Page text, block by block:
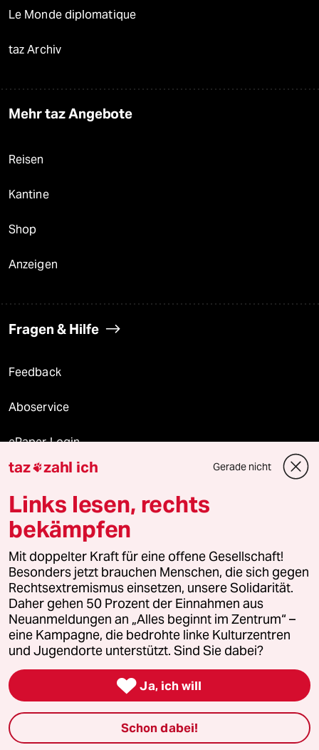
Le Monde diplomatique
taz Archiv
Mehr taz Angebote
Reisen
Kantine
Shop
Anzeigen
Fragen & Hilfe
Feedback
Aboservice
ePaper Login
Downloads für Abonnierende
© 2026 taz Verlags und Vertriebs GmbH
Alle Rechte vorbehalten. Bei rechtlichen Fragen oder für Genehmigungen
wenden Sie sich bitte an
lizenzen@taz.de
Feedback Redaktionsstatut Kommune-Richtlinien
Leitlinie Informant Datenschutz Impressum AGB
Seitenwende Einwilligungen widerrufen (Ads)
taz zahl ich Gerade nicht
Links lesen, rechts
bekämpfen
Mit doppelter Kraft für eine offene Gesellschaft!
Besonders jetzt brauchen Menschen, die sich gegen
Rechtsextremismus einsetzen, unsere Solidarität.
Daher gehen 50 Prozent der Einnahmen aus
Neuanmeldungen an „Alles beginnt im Zentrum“ –
eine Kampagne, die bedrohte linke Kulturzentren
und Jugendorte unterstützt. Sind Sie dabei?
 Ja, ich will
Schon dabei!